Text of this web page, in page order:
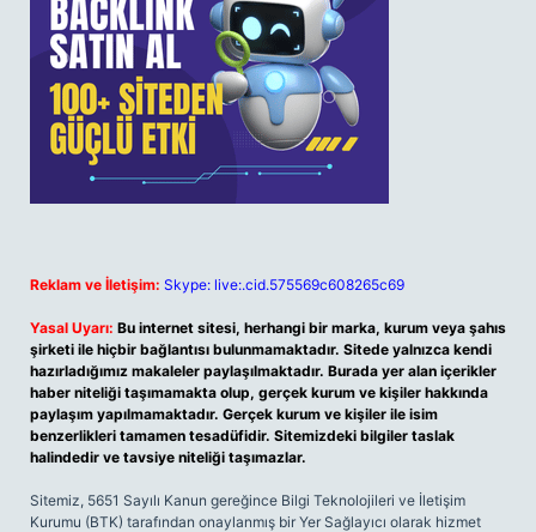
Reklam ve İletişim: Skype: live:.cid.575569c608265c69
Yasal Uyarı: Bu internet sitesi, herhangi bir marka, kurum veya şahıs
şirketi ile hiçbir bağlantısı bulunmamaktadır. Sitede yalnızca kendi
hazırladığımız makaleler paylaşılmaktadır. Burada yer alan içerikler
haber niteliği taşımamakta olup, gerçek kurum ve kişiler hakkında
paylaşım yapılmamaktadır. Gerçek kurum ve kişiler ile isim
benzerlikleri tamamen tesadüfidir. Sitemizdeki bilgiler taslak
halindedir ve tavsiye niteliği taşımazlar.
Sitemiz, 5651 Sayılı Kanun gereğince Bilgi Teknolojileri ve İletişim
Kurumu (BTK) tarafından onaylanmış bir Yer Sağlayıcı olarak hizmet